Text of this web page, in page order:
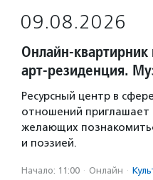
09.08.2026
Онлайн-
арт-резиденция.
Ресурсный центр в
отношений приглашает
желающих
и поэзией.
Начало: 11:00 · Онлайн ·